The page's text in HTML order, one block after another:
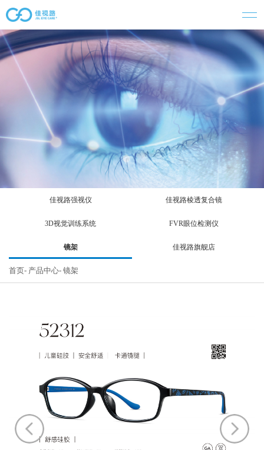
佳视路强视仪 佳视路棱透复合镜
3D视觉训练系统 FVR眼位检测仪
镜架 佳视路旗舰店
首页 产品中心 镜架